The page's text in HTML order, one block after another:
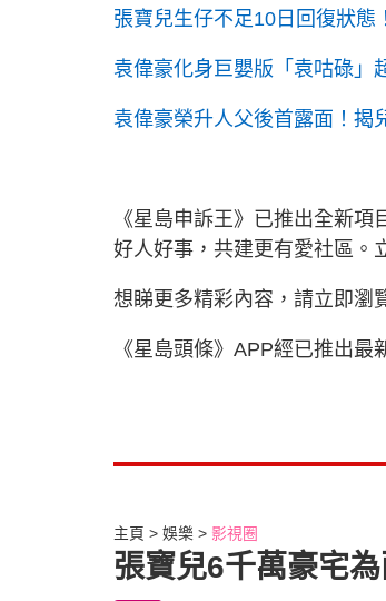
張寶兒生仔不足10日回復狀
袁偉豪化身巨嬰版「袁咕碌」
袁偉豪榮升人父後首露面！揭
《星島申訴王》已推出全新
好人好事，共建更有愛社區。
想睇更多精彩內容，請立即瀏
《星島頭條》APP經已推出最
主頁 娛樂 影視圈
張寶兒6千萬豪宅